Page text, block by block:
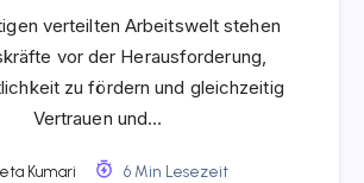
verteilten Arbeitswelt stehen
vor der Herausforderung,
zu fördern und gleichzeitig
Vertrauen und…
Kumari 6 Min Lesezeit